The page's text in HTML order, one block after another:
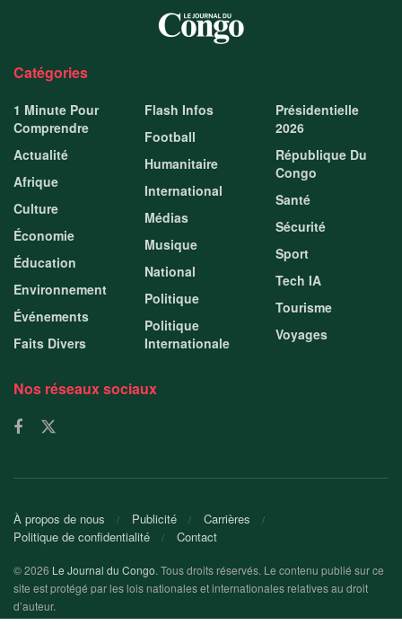
Catégories
1 Minute Pour
Comprendre
Actualité
Afrique
Culture
Économie
Éducation
Environnement
Événements
Faits Divers
Flash Infos
Football
Humanitaire
International
Médias
Musique
National
Politique
Politique
Internationale
Présidentielle
2026
République Du
Congo
Santé
Sécurité
Sport
Tech IA
Tourisme
Voyages
Nos réseaux sociaux
À propos de nous Publicité
Carrières
Politique de confidentialité
Contact
© 2026 Le Journal du Congo. Tous droits réservés. Le contenu publié sur ce
site est protégé par les lois nationales et internationales relatives au droit
d’auteur.